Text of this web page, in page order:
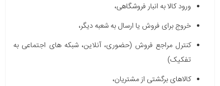
ورود کالا به انبار فروشگاهی،
خروج برای فروش یا ارسال به شعبه دیگر،
کنترل مراجع فروش (حضوری، آنلاین، شبکه های اجتماعی به
تفکیک)
کالاهای برگشتی از مشتریان،